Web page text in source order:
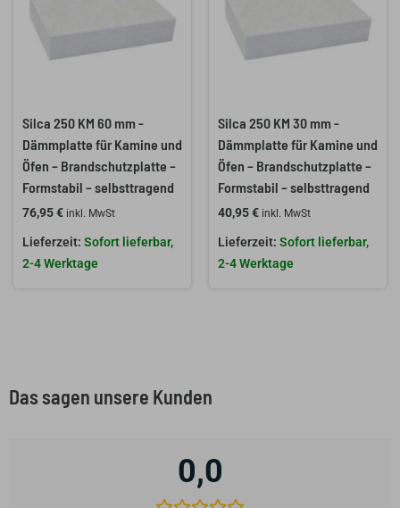
Silca 250 KM 60 mm -
Dämmplatte für Kamine und
Öfen – Brandschutzplatte –
Formstabil – selbsttragend
76,95€ inkl. MwSt
Sofort lieferbar,
2-4 Werktage
Silca 250 KM 30 mm -
Dämmplatte für Kamine und
Öfen – Brandschutzplatte –
Formstabil – selbsttragend
40,95€ inkl. MwSt
Sofort lieferbar,
2-4 Werktage
Das sagen unsere Kunden
0,0